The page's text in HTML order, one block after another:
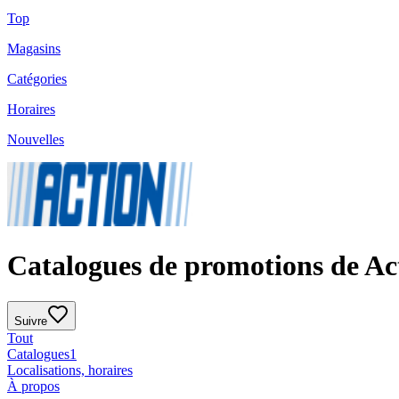
Top
Magasins
Catégories
Horaires
Nouvelles
Catalogues de promotions de
Suivre
Tout
Catalogues1
Localisations, horaires
À propos